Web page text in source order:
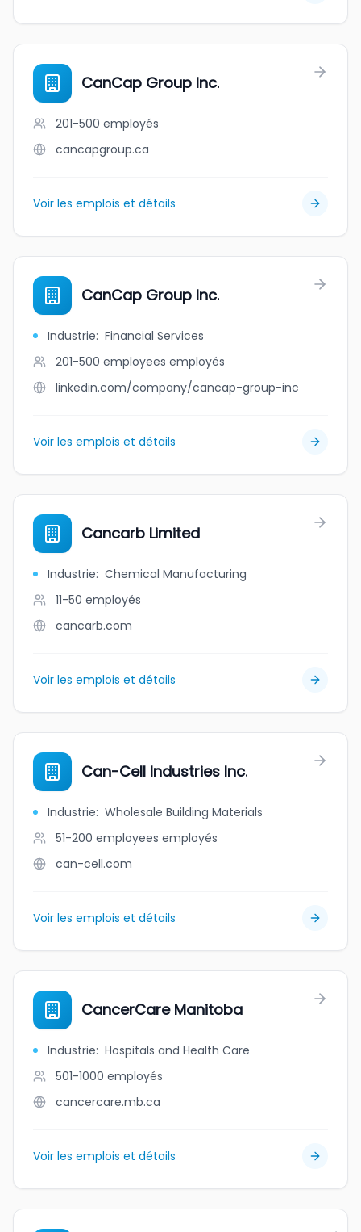
CanCap Group Inc.
201-500 employés
cancapgroup.ca
Voir les emplois et détails
CanCap Group Inc.
Industrie: Financial Services
201-500 employees employés
linkedin.com/company/cancap-group-inc
Voir les emplois et détails
Cancarb Limited
Industrie: Chemical Manufacturing
11-50 employés
cancarb.com
Voir les emplois et détails
Can-Cell Industries Inc.
Industrie: Wholesale Building Materials
51-200 employees employés
can-cell.com
Voir les emplois et détails
CancerCare Manitoba
Industrie: Hospitals and Health Care
501-1000 employés
cancercare.mb.ca
Voir les emplois et détails